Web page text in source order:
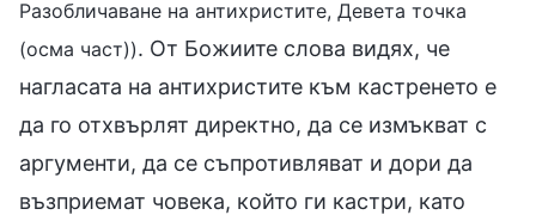
Разобличаване на антихристите, Девета точка
(осма част)). От Божиите слова видях, че
нагласата на антихристите към кастренето е
да го отхвърлят директно, да се измъкват с
аргументи, да се съпротивляват и дори да
възприемат човека, който ги кастри, като